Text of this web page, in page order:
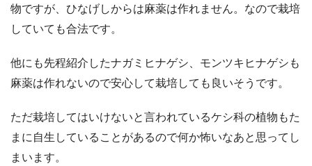
物ですが、ひなげしからは麻薬は作れません。なので栽培
していても合法です。
他にも先程紹介したナガミヒナゲシ、モンツキヒナゲシも
麻薬は作れないので安心して栽培しても良いそうです。
ただ栽培してはいけないと言われているケシ科の植物もた
まに自生していることがあるので何か怖いなあと思ってし
まいます。